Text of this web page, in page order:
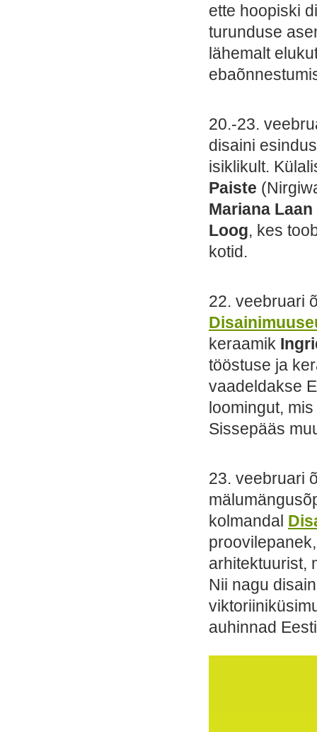
ette hoopiski
turunduse
lähemalt
20.-23.
disaini
isiklikult.
Paiste
Mariana Laan
Loog, kes
kotid.
22. veebruari
keraamik
tööstuse ja
vaadeldakse
loomingut,
Sissepääs
23. veebruari
kolmandal
arhitektuurist,
Nii nagu
auhinnad